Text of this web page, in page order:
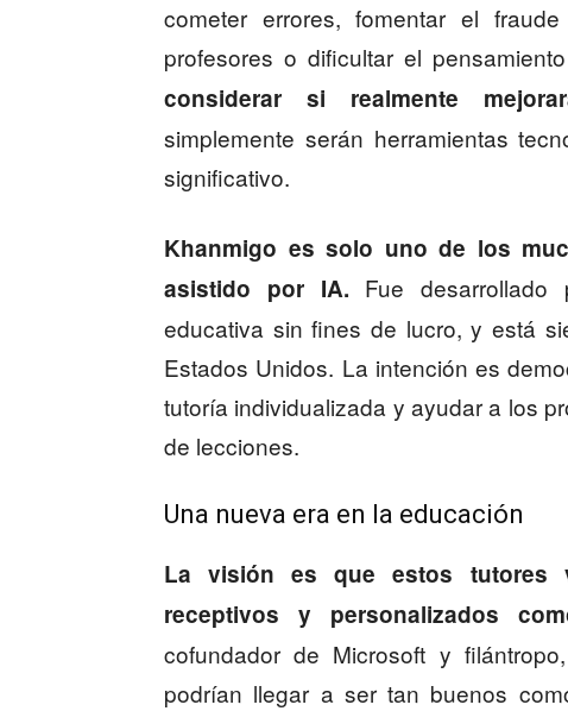
cometer errores, fomentar el
profesores o dificultar el
considerar si realmente
simplemente serán herramientas
significativo.
Khanmigo es solo uno de los
asistido por IA. Fue desarrollado
educativa sin fines de lucro, y está
Estados Unidos. La intención es
tutoría individualizada y ayudar a los
de lecciones.
Una nueva era en la educación
La visión es que estos tutores
receptivos y personalizados
cofundador de Microsoft y
podrían llegar a ser tan buenos